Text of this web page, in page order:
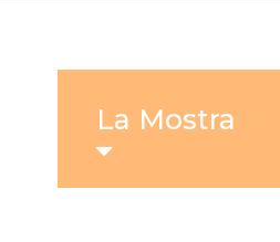
La Mostra